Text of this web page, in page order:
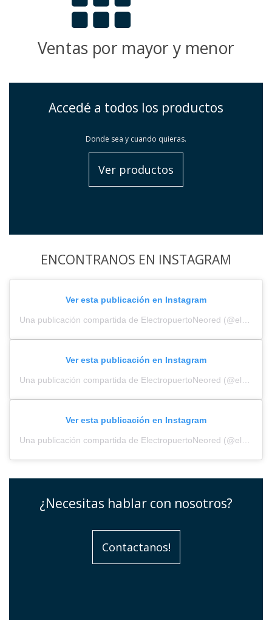
Ventas por mayor y menor
Accedé a todos los productos
Donde sea y cuando quieras.
Ver productos
ENCONTRANOS EN INSTAGRAM
Ver esta publicación en Instagram
Ver esta publicación en Instagram
Ver esta publicación en Instagram
¿Necesitas hablar con nosotros?
Contactanos!